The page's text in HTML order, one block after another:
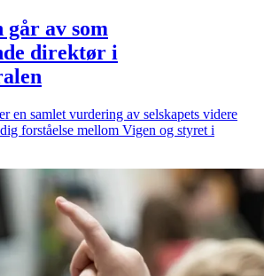
går av som
direktør i
en samlet vurdering av selskapets videre
forståelse mellom Vigen og styret i